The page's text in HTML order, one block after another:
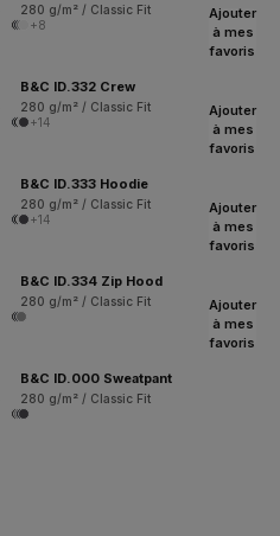
280 g/m² / Classic Fit
+8
Ajouter
à mes
favoris
B&C ID.332 Crew
280 g/m² / Classic Fit
+14
Ajouter
à mes
favoris
B&C ID.333 Hoodie
280 g/m² / Classic Fit
+14
Ajouter
à mes
favoris
B&C ID.334 Zip Hood
280 g/m² / Classic Fit
Ajouter
à mes
favoris
B&C ID.000 Sweatpant
280 g/m² / Classic Fit